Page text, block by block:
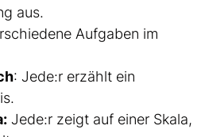
aus.
Aufgaben im
: Jede:r erzählt ein
Jede:r zeigt auf einer Skala,